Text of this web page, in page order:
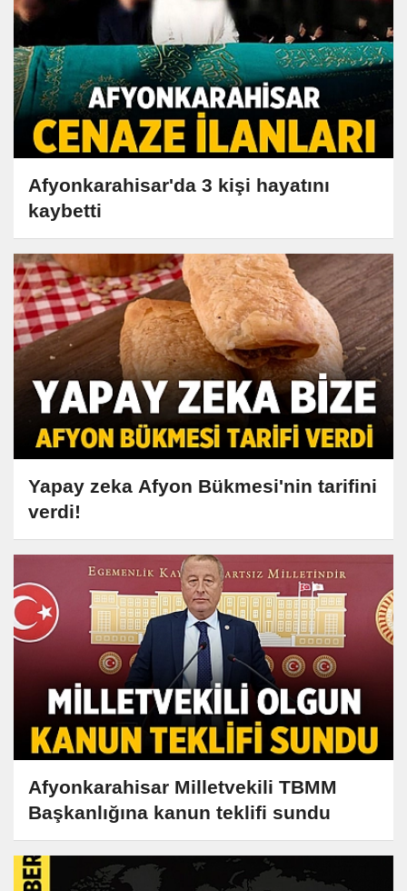
Afyonkarahisar'da 3 kişi hayatını
kaybetti
Yapay zeka Afyon Bükmesi'nin tarifini
verdi!
Afyonkarahisar Milletvekili TBMM
Başkanlığına kanun teklifi sundu